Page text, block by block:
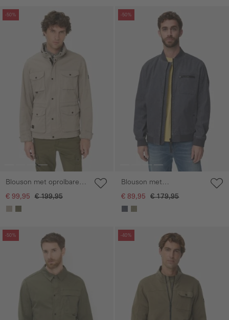
-50%
overslaan
Blouson met oprolbare
capuchon
€ 99,95 € 199,95
-50%
Galerie overslaan
Blouson met
bomberkraag van ribstop
€ 89,95 € 179,95
-50%
overslaan
-40%
Galerie overslaan